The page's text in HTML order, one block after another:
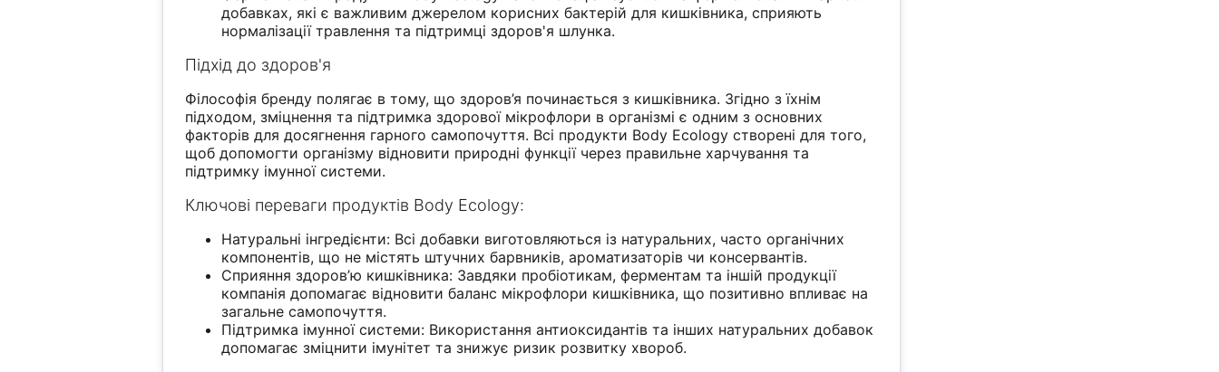
добавках, які є важливим джерелом корисних бактерій для кишківника, сприяють
нормалізації травлення та підтримці здоров'я шлунка.
Підхід до здоров'я
Філософія бренду полягає в тому, що здоров’я починається з кишківника. Згідно з їхнім
підходом, зміцнення та підтримка здорової мікрофлори в організмі є одним з основних
факторів для досягнення гарного самопочуття. Всі продукти Body Ecology створені для того,
щоб допомогти організму відновити природні функції через правильне харчування та
підтримку імунної системи.
Ключові переваги продуктів Body Ecology:
Натуральні інгредієнти: Всі добавки виготовляються із натуральних, часто органічних
компонентів, що не містять штучних барвників, ароматизаторів чи консервантів.
Сприяння здоров’ю кишківника: Завдяки пробіотикам, ферментам та іншій продукції
компанія допомагає відновити баланс мікрофлори кишківника, що позитивно впливає на
загальне самопочуття.
Підтримка імунної системи: Використання антиоксидантів та інших натуральних добавок
допомагає зміцнити імунітет та знижує ризик розвитку хвороб.